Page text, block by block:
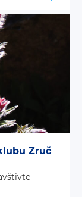
Zruč